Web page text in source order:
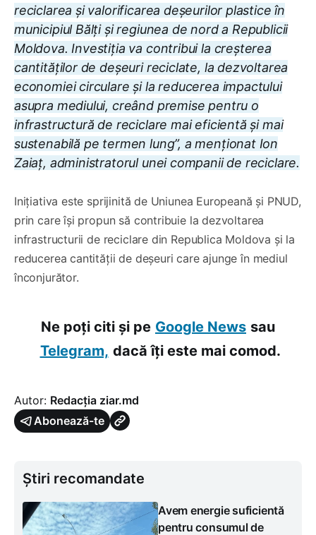
reciclarea și valorificarea deșeurilor plastice în
municipiul Bălți și regiunea de nord a Republicii
Moldova. Investiția va contribui la creșterea
cantităților de deșeuri reciclate, la dezvoltarea
economiei circulare și la reducerea impactului
asupra mediului, creând premise pentru o
infrastructură de reciclare mai eficientă și mai
sustenabilă pe termen lung”, a menționat Ion
Zaiaț, administratorul unei companii de reciclare.
Inițiativa este sprijinită de Uniunea Europeană și PNUD,
prin care își propun să contribuie la dezvoltarea
infrastructurii de reciclare din Republica Moldova și la
reducerea cantității de deșeuri care ajunge în mediul
înconjurător.
Ne poți citi și pe Google News sau
Telegram, dacă îți este mai comod.
Autor: Redacția ziar.md
Abonează-te
Știri recomandate
Avem energie suficientă
pentru consumul de